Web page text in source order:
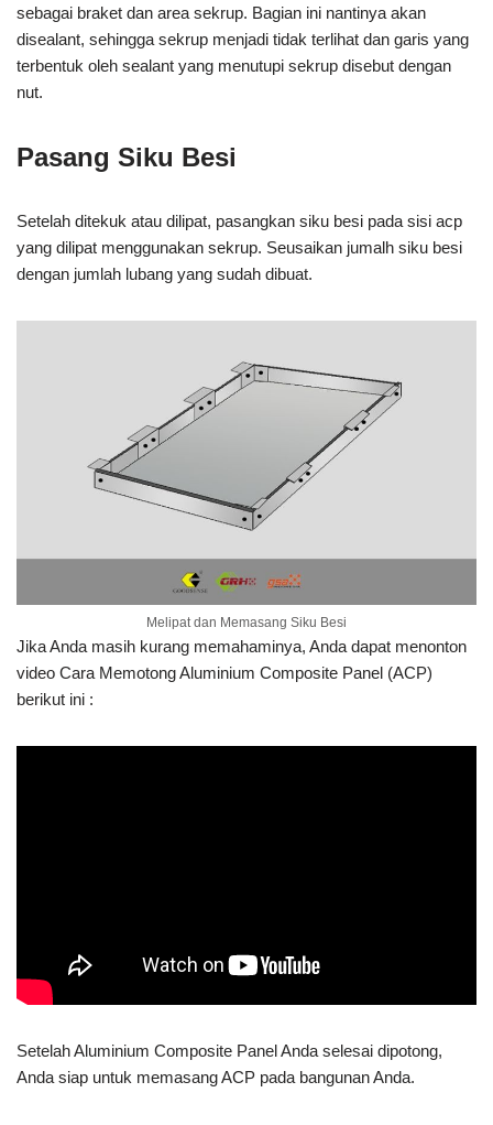
sebagai braket dan area sekrup. Bagian ini nantinya akan
disealant, sehingga sekrup menjadi tidak terlihat dan garis yang
terbentuk oleh sealant yang menutupi sekrup disebut dengan
nut.
Pasang Siku Besi
Setelah ditekuk atau dilipat, pasangkan siku besi pada sisi acp
yang dilipat menggunakan sekrup. Seusaikan jumalh siku besi
dengan jumlah lubang yang sudah dibuat.
Melipat dan Memasang Siku Besi
Jika Anda masih kurang memahaminya, Anda dapat menonton
video Cara Memotong Aluminium Composite Panel (ACP)
berikut ini :
Setelah Aluminium Composite Panel Anda selesai dipotong,
Anda siap untuk memasang ACP pada bangunan Anda.